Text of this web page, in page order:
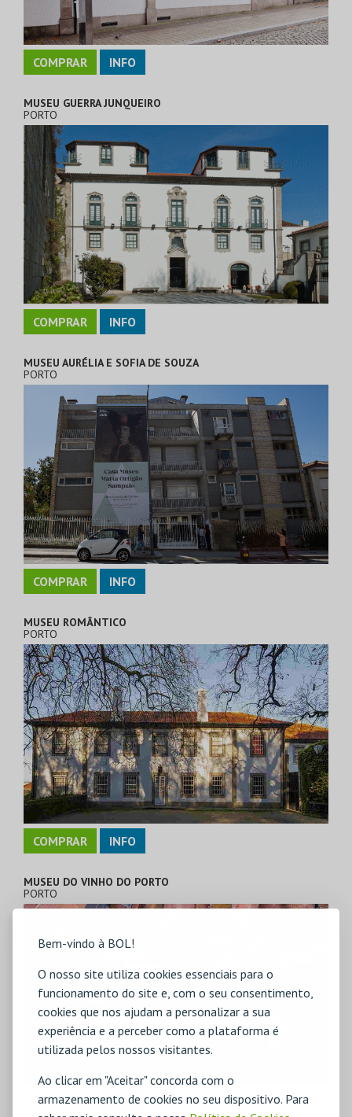
Bem-vindo à BOL!
O nosso site utiliza cookies essenciais para o
funcionamento do site e, com o seu consentimento,
cookies que nos ajudam a personalizar a sua
experiência e a perceber como a plataforma é
utilizada pelos nossos visitantes.
Ao clicar em "Aceitar" concorda com o
armazenamento de cookies no seu dispositivo. Para
COMPRAR INFO
MUSEU GUERRA JUNQUEIRO
PORTO
COMPRAR INFO
MUSEU AURÉLIA E SOFIA DE SOUZA
PORTO
COMPRAR INFO
MUSEU ROMÂNTICO
PORTO
COMPRAR INFO
MUSEU DO VINHO DO PORTO
PORTO
COMPRAR INFO